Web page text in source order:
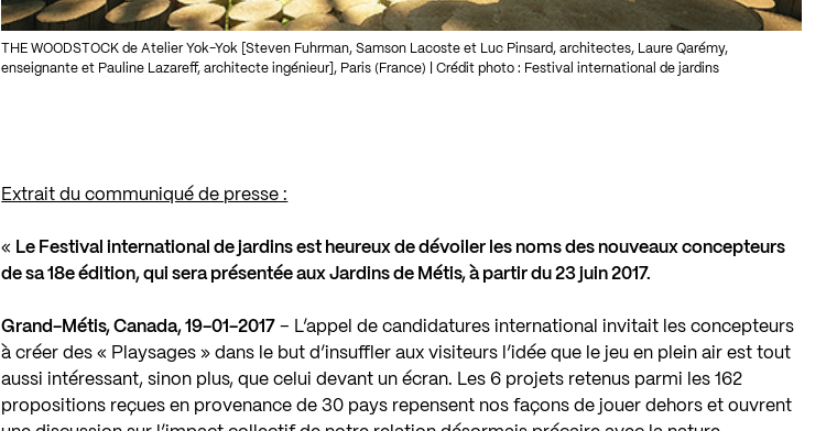
THE WOODSTOCK de Atelier Yok-Yok [Steven Fuhrman, Samson Lacoste et Luc Pinsard, architectes, Laure Qarémy,
enseignante et Pauline Lazareff, architecte ingénieur], Paris (France) | Crédit photo : Festival international de jardins
Extrait du communiqué de presse :
« Le Festival international de jardins est heureux de dévoiler les noms des nouveaux concepteurs
de sa 18e édition, qui sera présentée aux Jardins de Métis, à partir du 23 juin 2017.
Grand-Métis, Canada, 19-01-2017 – L’appel de candidatures international invitait les concepteurs
à créer des « Playsages » dans le but d’insuffler aux visiteurs l’idée que le jeu en plein air est tout
aussi intéressant, sinon plus, que celui devant un écran. Les 6 projets retenus parmi les 162
propositions reçues en provenance de 30 pays repensent nos façons de jouer dehors et ouvrent